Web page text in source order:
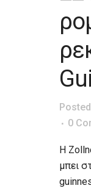
0
H
μπει